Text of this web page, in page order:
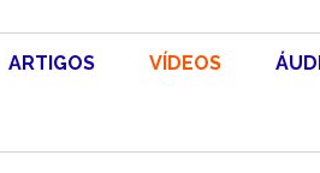
ARTIGOS VÍDEOS